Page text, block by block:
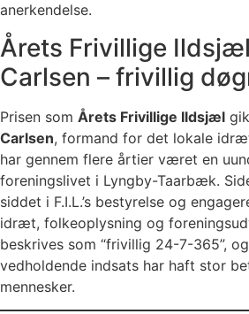
anerkendelse.
Årets Frivillige
Carlsen – frivillig
Prisen som Årets Frivillige Ildsjæl
Carlsen, formand for det lokale
har gennem flere årtier været en
foreningslivet i Lyngby-Taarbæk.
siddet i F.I.L.’s bestyrelse og
idræt, folkeoplysning og
beskrives som “frivillig 24-7-365”,
vedholdende indsats har haft stor
mennesker.